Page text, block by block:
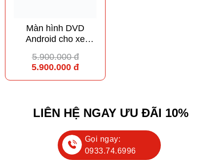
Màn hình DVD
Android cho xe
5.900.000 đ
5.900.000 đ
LIÊN HỆ NGAY ƯU ĐÃI 10%
Gọi ngay:
0933.74.6996